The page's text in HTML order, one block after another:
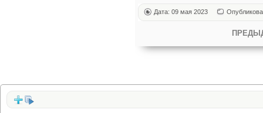
Дата: 09 мая 2023